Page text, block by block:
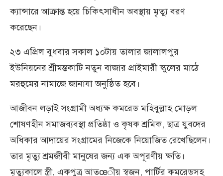
ক্যান্সারে আক্রান্ত হয়ে চিকিৎসাধীন অবস্থায় মৃত্যু বরণ
করেছেন।
২৩ এপ্রিল বুধবার সকাল ১০টায় তালার জালালপুর
ইউনিয়নের শ্রীমন্তকাটি নতুন বাজার প্রাইমারী স্কুলের মাঠে
মরহুমের নামাজে জানাযা অনুষ্ঠিত হবে।
আজীবন লড়াই সংগ্রামী অধ্যক্ষ কমরেড মহিবুল্লাহ মোড়ল
শোষণহীন সমাজব্যবস্থা প্রতিষ্ঠা ও কৃষক শ্রমিক, ছাত্র যুবদের
অধিকার আদায়ের সংগ্রামের নিজেকে নিয়োজিত রেখেছিলেন।
তার মৃত্যু শ্রমজীবী মানুষের জন্য এক অপূরণীয় ক্ষতি।
মৃত্যুকালে স্ত্রী, একপুত্র আতœীয় স্বজন, পার্টির কমরেডসহ